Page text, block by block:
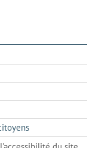
s'ouvre
dans